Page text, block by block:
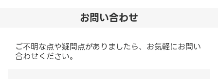
お問い合わせ
ご不明な点や疑問点がありましたら、お気軽にお問い
合わせください。